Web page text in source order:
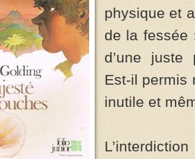
physique et
de la fessée
d’une juste
Est-il permis
inutile et